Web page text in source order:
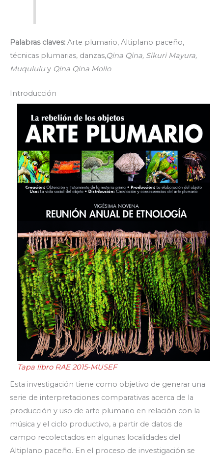
Palabras claves: Arte plumario, Altiplano paceño,
técnicas plumarias, danzas,Qina Qina, Sikuri Mayura,
Muqululu y Qina Qina Mollo
Introducción
Tapa libro RAE 2015-MUSEF
Esta investigación tiene como objetivo de generar una
serie de interpretaciones comparativas acerca de la
producción y uso de arte plumario en relación con la
música y el ciclo productivo, a partir de datos de
campo recolectados en algunas localidades del
Altiplano paceño. En el proceso de investigación se